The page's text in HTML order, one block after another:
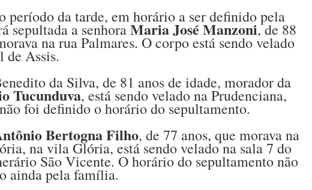
período da tarde, em horário a ser definido pela
sepultada a senhoraMaria José Manzoni, de 88
na rua Palmares. O corpo está sendo velado
de Assis.
da Silva, de 81 anos de idade, morador da
Tucunduva, está sendo velado na Prudenciana,
foi definido o horário do sepultamento.
Bertogna Filho, de 77 anos, que morava na
na vila Glória, está sendo velado na sala 7 do
São Vicente. O horário do sepultamento não
ainda pela família.